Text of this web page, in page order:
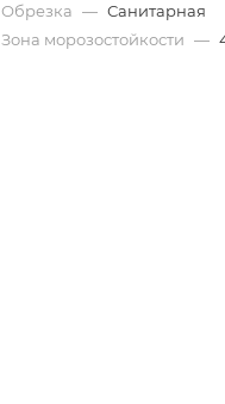
Обрезка — Санитарная
Зона морозостойкости —